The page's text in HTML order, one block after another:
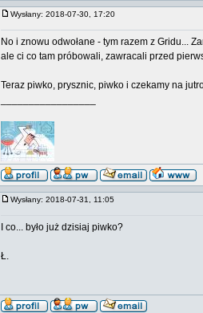
Wysłany: 2018-07-30, 17:20
No i znowu odwołane - tym razem z Gridu...
ale ci co tam próbowali, zawracali przed
Teraz piwko, prysznic, piwko i czekamy na
Wysłany: 2018-07-31, 11:05
I co... było już dzisiaj piwko?
Ł.